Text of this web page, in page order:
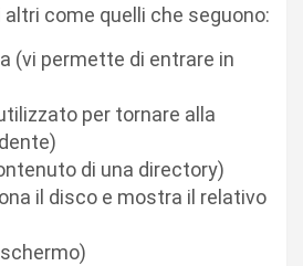
come quelli che seguono:
(vi permette di entrare in
per tornare alla
di una directory)
il disco e mostra il relativo